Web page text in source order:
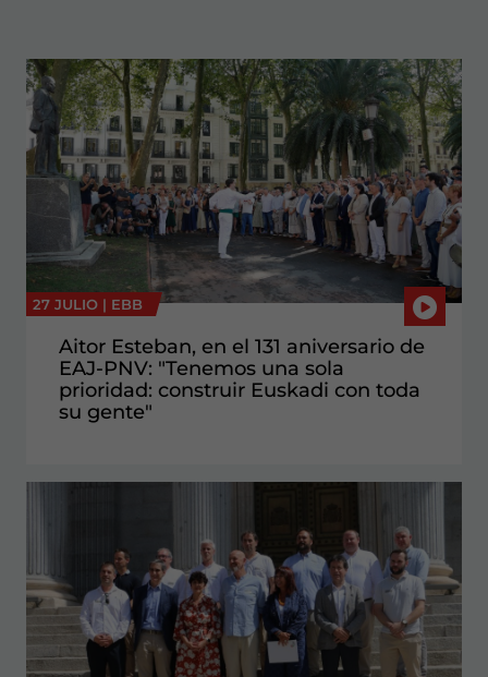
27 JULIO | EBB
Aitor Esteban, en el 131 aniversario de
EAJ-PNV: "Tenemos una sola
prioridad: construir Euskadi con toda
su gente"